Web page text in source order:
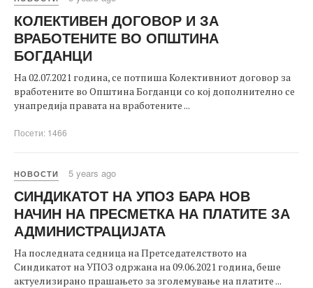
КОЛЕКТИВЕН ДОГОВОР И ЗА
ВРАБОТЕНИТЕ ВО ОПШТИНА
БОГДАНЦИ
На 02.07.2021 година, се потпиша Колективниот договор за
вработените во Општина Богданци со кој дополнително се
унапредија правата на вработените ...
Посети: 1466
НОВОСТИ 5 years ago
СИНДИКАТОТ НА УПОЗ БАРА НОВ
НАЧИН НА ПРЕСМЕТКА НА ПЛАТИТЕ ЗА
АДМИНИСТРАЦИЈАТА
На последната седница на Претседателството на
Синдикатот на УПОЗ одржана на 09.06.2021 година, беше
актуелизирано прашањето за зголемување на платите ...